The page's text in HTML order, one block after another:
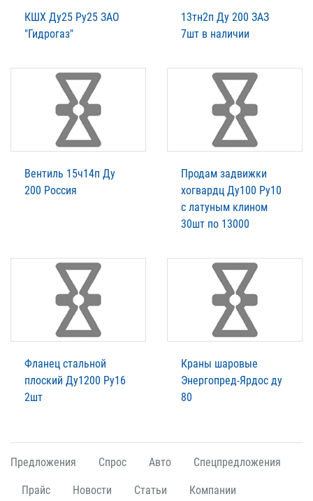
КШХ Ду25 Ру25 ЗАО
"Гидрогаз"
13тн2п Ду 200 ЗАЗ
7шт в наличии
Вентиль 15ч14п Ду
200 Россия
Продам задвижки
хогвардц Ду100 Ру10
с латуным клином
30шт по 13000
Фланец стальной
плоский Ду1200 Ру16
2шт
Краны шаровые
Энергопред-Ярдос ду
80
Предложения Спрос Авто Спецпредложения
Прайс Новости Статьи Компании